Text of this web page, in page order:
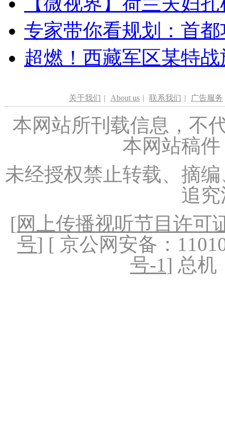
专家带你看规划：首
超燃！西藏军区某特
关于我们 | About us | 联系我们 | 广告服务
本网站所刊载信息，不
本网站稿
未经授权禁止转载、摘
追
[网上传播视听节目许可
号] [ 京公网安备：
号-1] 总机